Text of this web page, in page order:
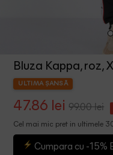
Bluza Kappa, roz,
ULTIMA ȘANSĂ
47.86 lei 99.00 lei
Cel mai mic pret in ultimele
Cumpara cu -15%